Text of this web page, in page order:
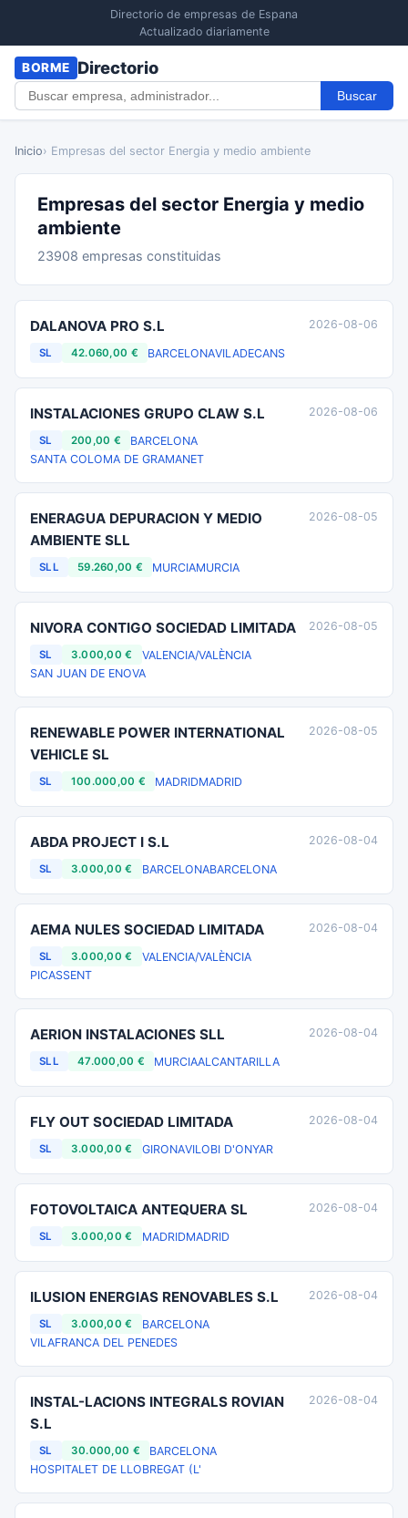
Directorio de empresas de Espana
Actualizado diariamente
BORME Directorio
Buscar
Inicio› Empresas del sector Energia y medio ambiente
Empresas del sector Energia y medio
ambiente
23908 empresas constituidas
DALANOVA PRO S.L
SL 42.060,00 € BARCELONAVILADECANS
2026-08-06
INSTALACIONES GRUPO CLAW S.L
SL 200,00 €
BARCELONA
SANTA COLOMA DE GRAMANET
2026-08-06
ENERAGUA DEPURACION Y MEDIO
AMBIENTE SLL
SLL 59.260,00 € MURCIAMURCIA
2026-08-05
NIVORA CONTIGO SOCIEDAD LIMITADA
SL 3.000,00 €
VALENCIA/VALÈNCIA
SAN JUAN DE ENOVA
2026-08-05
RENEWABLE POWER INTERNATIONAL
VEHICLE SL
SL 100.000,00 € MADRIDMADRID
2026-08-05
ABDA PROJECT I S.L
SL 3.000,00 € BARCELONABARCELONA
2026-08-04
AEMA NULES SOCIEDAD LIMITADA
SL 3.000,00 €
VALENCIA/VALÈNCIA
PICASSENT
2026-08-04
AERION INSTALACIONES SLL
SLL 47.000,00 € MURCIAALCANTARILLA
2026-08-04
FLY OUT SOCIEDAD LIMITADA
SL 3.000,00 € GIRONAVILOBI D'ONYAR
2026-08-04
FOTOVOLTAICA ANTEQUERA SL
SL 3.000,00 € MADRIDMADRID
2026-08-04
ILUSION ENERGIAS RENOVABLES S.L
SL 3.000,00 €
BARCELONA
VILAFRANCA DEL PENEDES
2026-08-04
INSTAL-LACIONS INTEGRALS ROVIAN
S.L
SL 30.000,00 €
BARCELONA
HOSPITALET DE LLOBREGAT (L'
2026-08-04